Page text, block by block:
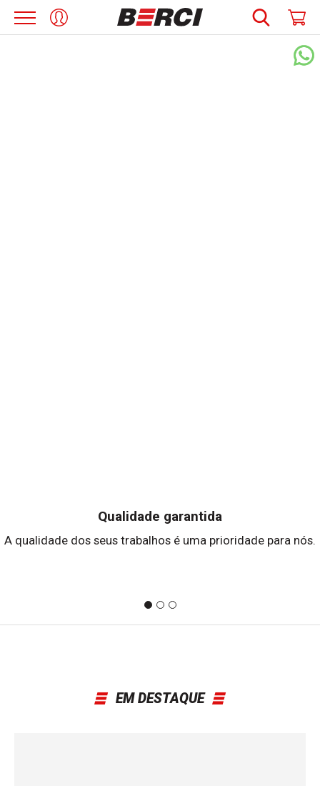
Qualidade garantida
A qualidade dos seus trabalhos é uma prioridade para nós.
EM DESTAQUE